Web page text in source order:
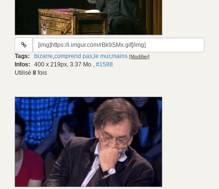
URL
gif:
Tags: bizarre,comprend pas, le mur,mains [Modifier]
Infos: 400 x 219px, 3.37 Mo , #1588
Utilisé 8 fois